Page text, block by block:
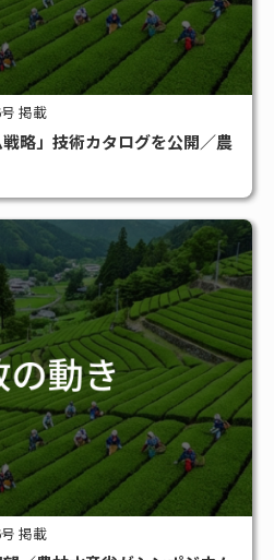
ブル #スマート農業
#補助金
掲載
戦略」技術カタログを公開／農
掲載